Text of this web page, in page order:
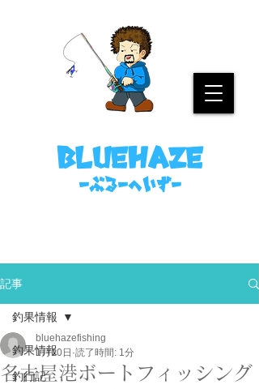
bluehaze
​－ぶるーへいずー
記事
釣果情報
釣行記
釣果情報
名古屋港ボートフィッシング
bluehazefishing
1月10日 読了時間: 1分